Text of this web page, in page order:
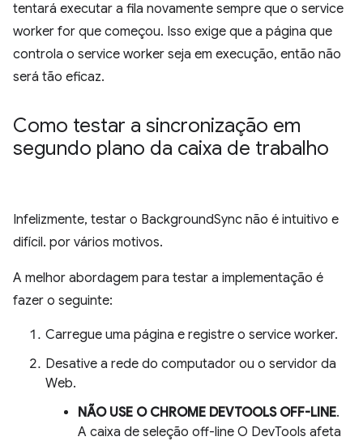
tentará executar a fila novamente sempre que o service
worker for que começou. Isso exige que a página que
controla o service worker seja em execução, então não
será tão eficaz.
Como testar a sincronização em
segundo plano da caixa de trabalho
Infelizmente, testar o BackgroundSync não é intuitivo e
difícil. por vários motivos.
A melhor abordagem para testar a implementação é
fazer o seguinte:
Carregue uma página e registre o service worker.
Desative a rede do computador ou o servidor da
Web.
NÃO USE O CHROME DEVTOOLS OFF-LINE.
A caixa de seleção off-line O DevTools afeta